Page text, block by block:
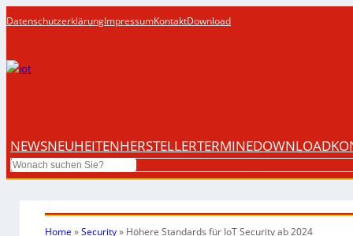
DatenschutzerklärungImpressumKontaktDownload
NEWSNEUHEITENHERSTELLERTERMINEDOWNLOAD
Search
Home »Security» Höhere Standards für IoT Security ab 2024